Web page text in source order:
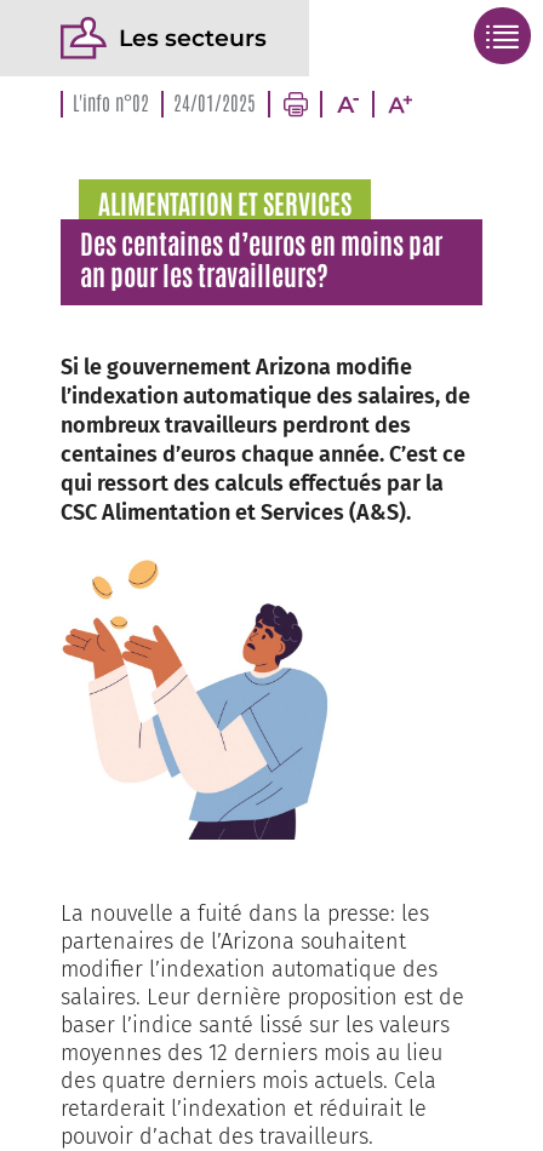
Les secteurs
L'info n°02 24/01/2025
ALIMENTATION ET SERVICES
Des centaines d’euros en moins par
an pour les travailleurs?
Si le gouvernement Arizona modifie
l’indexation automatique des salaires, de
nombreux travailleurs perdront des
centaines d’euros chaque année. C’est ce
qui ressort des calculs effectués par la
CSC Alimentation et Services (A&S).
La nouvelle a fuité dans la presse: les
partenaires de l’Arizona souhaitent
modifier l’indexation automatique des
salaires. Leur dernière proposition est de
baser l’indice santé lissé sur les valeurs
moyennes des 12 derniers mois au lieu
des quatre derniers mois actuels. Cela
retarderait l’indexation et réduirait le
pouvoir d’achat des travailleurs.